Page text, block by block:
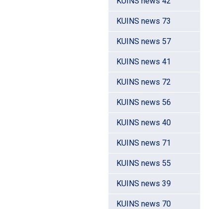
KUINS news 73
KUINS news 57
KUINS news 41
KUINS news 72
KUINS news 56
KUINS news 40
KUINS news 71
KUINS news 55
KUINS news 39
KUINS news 70